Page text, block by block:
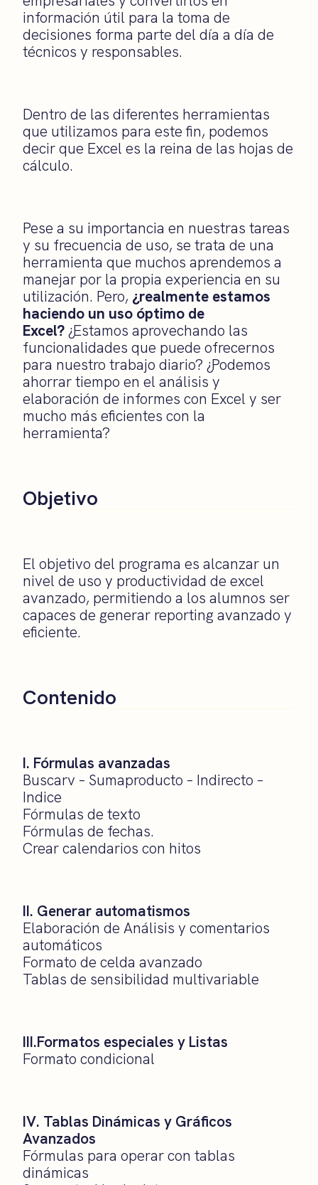
información útil para la toma de
decisiones forma parte del día a día de
técnicos y responsables.
Dentro de las diferentes herramientas
que utilizamos para este fin, podemos
decir que Excel es la reina de las hojas de
cálculo.
Pese a su importancia en nuestras tareas
y su frecuencia de uso, se trata de una
herramienta que muchos aprendemos a
manejar por la propia experiencia en su
utilización. Pero, ¿realmente estamos
haciendo un uso óptimo de
Excel?¿Estamos aprovechando las
funcionalidades que puede ofrecernos
para nuestro trabajo diario? ¿Podemos
ahorrar tiempo en el análisis y
elaboración de informes con Excel y ser
mucho más eficientes con la
herramienta?
Objetivo
El objetivo del programa es alcanzar un
nivel de uso y productividad de excel
avanzado, permitiendo a los alumnos ser
capaces de generar reporting avanzado y
eficiente.
Contenido
I. Fórmulas avanzadas
Buscarv – Sumaproducto – Indirecto –
Indice
Fórmulas de texto
Fórmulas de fechas.
Crear calendarios con hitos
II. Generar automatismos
Elaboración de Análisis y comentarios
automáticos
Formato de celda avanzado
Tablas de sensibilidad multivariable
III.Formatos especiales y Listas
Formato condicional
IV. Tablas Dinámicas y Gráficos
Avanzados
Fórmulas para operar con tablas
dinámicas